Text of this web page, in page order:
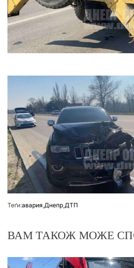
Теґи:авария Днепр ДТП
ВАМ ТАКОЖ МОЖЕ